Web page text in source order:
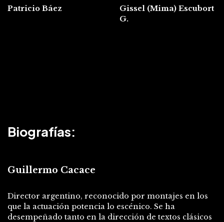
Patricio Báez
Gissel (Mima) Escubort
G.
Biografías:
Guillermo Cacace
Director argentino, reconocido por montajes en los
que la actuación potencia lo escénico. Se ha
desempeñado tanto en la dirección de textos clásicos